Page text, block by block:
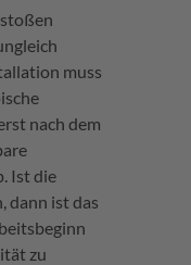
muss
nach dem
Ist die
dann ist das
zu